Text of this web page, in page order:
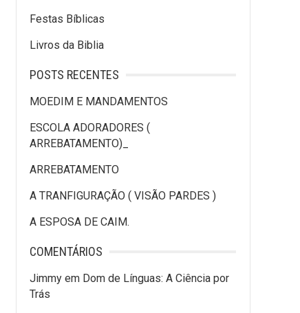
Festas Bíblicas
Livros da Biblia
POSTS RECENTES
MOEDIM E MANDAMENTOS
ESCOLA ADORADORES (
ARREBATAMENTO)_
ARREBATAMENTO
A TRANFIGURAÇÃO ( VISÃO PARDES )
A ESPOSA DE CAIM.
COMENTÁRIOS
Jimmy em Dom de Línguas: A Ciência por
Trás